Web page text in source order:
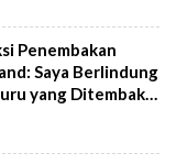
Penembakan
Saya Berlindung
yang Ditembak